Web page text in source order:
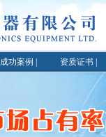
成功案例 资质证书|